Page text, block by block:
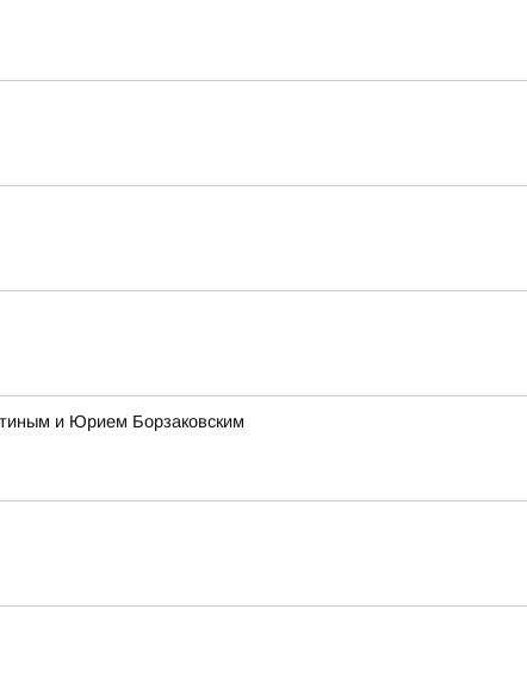
и Юрием Борзаковским